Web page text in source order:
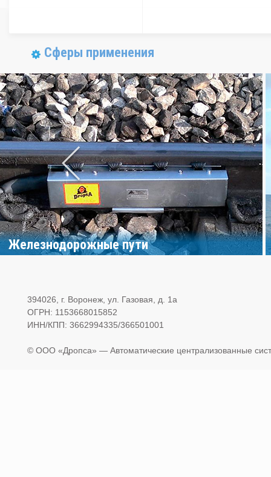
Сферы применения
Железнодорожные пути
394026, г. Воронеж, ул. Газовая, д. 1а
ОГРН: 1153668015852
ИНН/КПП: 3662994335/366501001
© OOO «Дропса» — Автоматические централизованные